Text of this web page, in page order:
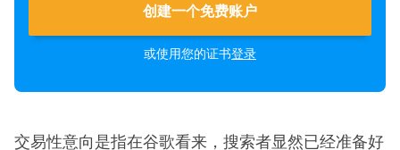
创建一个免费账户
或使用您的证书登录
交易性意向是指在谷歌看来，搜索者显然已经准备好